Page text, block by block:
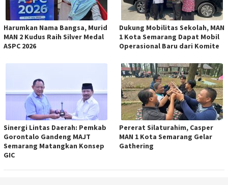
Harumkan Nama Bangsa, Murid
MAN 2 Kudus Raih Silver Medal
ASPC 2026
Dukung Mobilitas Sekolah, MAN
1 Kota Semarang Dapat Mobil
Operasional Baru dari Komite
Sinergi Lintas Daerah: Pemkab
Gorontalo Gandeng MAJT
Semarang Matangkan Konsep
GIC
Pererat Silaturahim, Casper
MAN 1 Kota Semarang Gelar
Gathering